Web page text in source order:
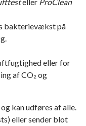
eller ProClean
bakterievækst på
eller for
af CO₂ og
kan udføres af alle.
eller sender blot